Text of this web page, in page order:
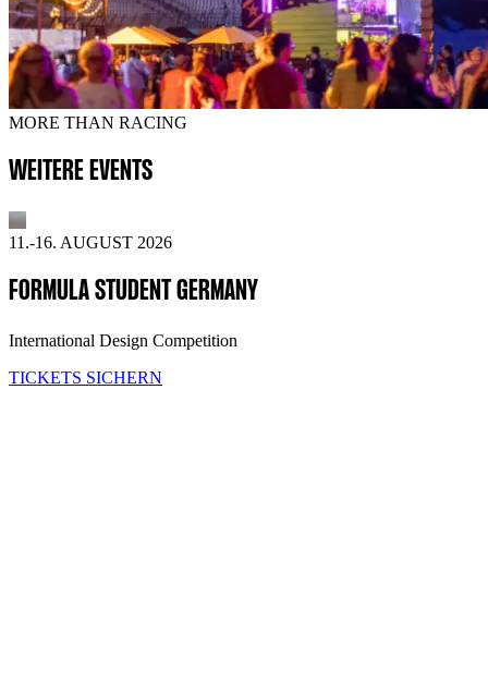
MORE THAN RACING
WEITERE EVENTS
11.-16. AUGUST 2026
FORMULA STUDENT GERMANY
International Design Competition
TICKETS SICHERN